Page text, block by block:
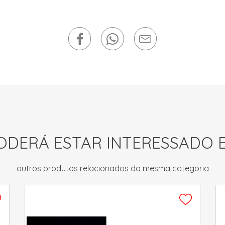
ESTAR INTERESSADO
outros produtos relacionados da mesma categoria